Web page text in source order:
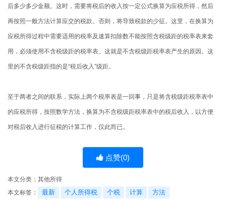
后多少多少金额。这时，需要将税后的收入按一定公式换算为应税所得，然后
再按照一般方法计算应交的税款。否则，将导致税款的少征。这里，在换算为
应税所得过程中需要适用的税率及速算扣除数不能按照含税级距的税率表来套
用，必须使用不含税级距的税率表。这就是不含税级距税率表产生的原因。这
里的不含税级距指的是“税后收入 ”级距。
至于两者之间的联系，实际上两个税率表是一回事，只是将含税级距税率表中
的应税所得，按照数学方法，换算为不含税级距税率表中的税后收入，以方便
对税后收入进行征税的计算工作，仅此而已。
点赞(0)
本文分类： 其他所得
本文标签：
最新 个人所得税 个税 计算 方法